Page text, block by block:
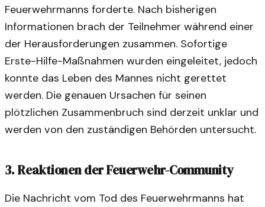
Feuerwehrmanns forderte. Nach bisherigen
Informationen brach der Teilnehmer während einer
der Herausforderungen zusammen. Sofortige
Erste-Hilfe-Maßnahmen wurden eingeleitet, jedoch
konnte das Leben des Mannes nicht gerettet
werden. Die genauen Ursachen für seinen
plötzlichen Zusammenbruch sind derzeit unklar und
werden von den zuständigen Behörden untersucht.
3. Reaktionen der Feuerwehr-Community
Die Nachricht vom Tod des Feuerwehrmanns hat